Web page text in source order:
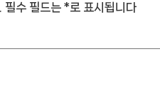
필수 필드는 *로 표시됩니다